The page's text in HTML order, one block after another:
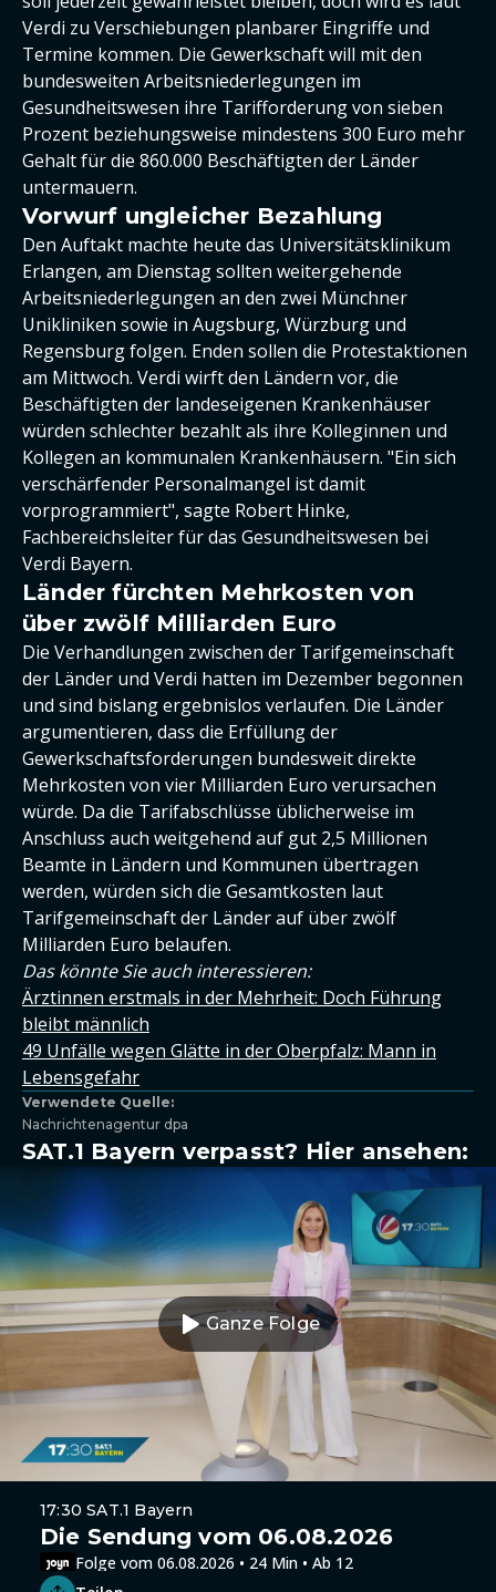
Verdi zu Verschiebungen planbarer Eingriffe und
Termine kommen. Die Gewerkschaft will mit den
bundesweiten Arbeitsniederlegungen im
Gesundheitswesen ihre Tarifforderung von sieben
Prozent beziehungsweise mindestens 300 Euro mehr
Gehalt für die 860.000 Beschäftigten der Länder
untermauern.
Vorwurf ungleicher Bezahlung
Den Auftakt machte heute das Universitätsklinikum
Erlangen, am Dienstag sollten weitergehende
Arbeitsniederlegungen an den zwei Münchner
Unikliniken sowie in Augsburg, Würzburg und
Regensburg folgen. Enden sollen die Protestaktionen
am Mittwoch. Verdi wirft den Ländern vor, die
Beschäftigten der landeseigenen Krankenhäuser
würden schlechter bezahlt als ihre Kolleginnen und
Kollegen an kommunalen Krankenhäusern. "Ein sich
verschärfender Personalmangel ist damit
vorprogrammiert", sagte Robert Hinke,
Fachbereichsleiter für das Gesundheitswesen bei
Verdi Bayern.
Länder fürchten Mehrkosten von
über zwölf Milliarden Euro
Die Verhandlungen zwischen der Tarifgemeinschaft
der Länder und Verdi hatten im Dezember begonnen
und sind bislang ergebnislos verlaufen. Die Länder
argumentieren, dass die Erfüllung der
Gewerkschaftsforderungen bundesweit direkte
Mehrkosten von vier Milliarden Euro verursachen
würde. Da die Tarifabschlüsse üblicherweise im
Anschluss auch weitgehend auf gut 2,5 Millionen
Beamte in Ländern und Kommunen übertragen
werden, würden sich die Gesamtkosten laut
Tarifgemeinschaft der Länder auf über zwölf
Milliarden Euro belaufen.
Das könnte Sie auch interessieren:
Ärztinnen erstmals in der Mehrheit: Doch Führung
bleibt männlich
49 Unfälle wegen Glätte in der Oberpfalz: Mann in
Lebensgefahr
Verwendete Quelle:
Nachrichtenagentur dpa
SAT.1 Bayern verpasst? Hier ansehen:
Ganze Folge
17:30 SAT.1 Bayern
Die Sendung vom 06.08.2026
Folge vom 06.08.2026 • 24 Min • Ab 12